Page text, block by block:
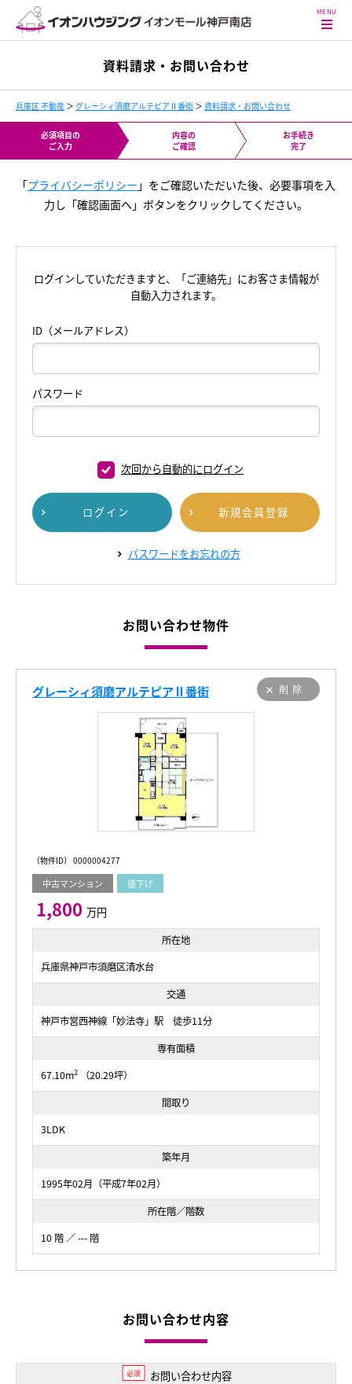
資料請求・お問い合わせ
兵庫区 不動産 ＞ グレーシィ須磨アルテピアⅡ番街 ＞ 資料請求・お問い合わせ
必須項目の
ご入力
内容の
ご確認
お手続き
完了
「プライバシーポリシー 」をご確認いただいた後、必要事項を入
力し「確認画面へ」ボタンをクリックしてください。
ログインしていただきますと、「ご連絡先」にお客さま情報が
自動入力されます。
ID（メールアドレス）
パスワード
次回から自動的にログイン
ログイン 新規会員登録
パスワードをお忘れの方
お問い合わせ物件
グレーシィ須磨アルテピアⅡ番街 削除
〔物件ID〕 0000004277
中古マンション 値下げ
1,800 万円
所在地
兵庫県神戸市須磨区清水台
交通
神戸市営西神線「妙法寺」駅 徒歩11分
専有面積
67.10m2
（20.29坪）
間取り
3LDK
築年月
1995年02月（平成7年02月）
所在階／階数
10 階 ／ --- 階
お問い合わせ内容
必須 お問い合わせ内容